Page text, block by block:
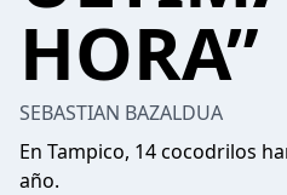
HORA”
SEBASTIAN BAZALDUA
En Tampico, 14 cocodrilos
año.